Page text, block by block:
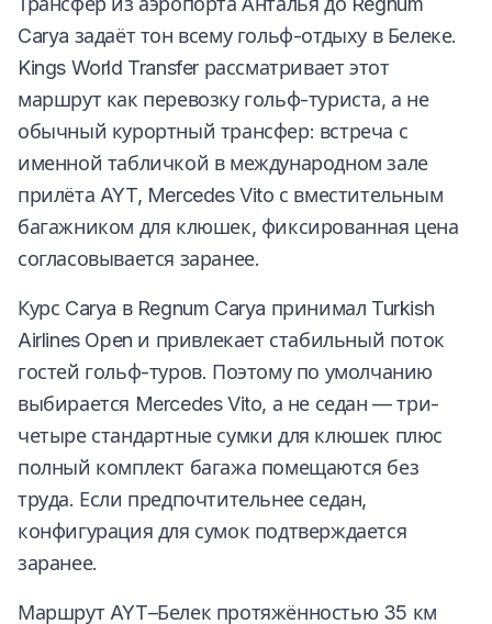
Carya задаёт тон всему гольф-отдыху в Белеке.
Kings World Transfer рассматривает этот
маршрут как перевозку гольф-туриста, а не
обычный курортный трансфер: встреча с
именной табличкой в международном зале
прилёта AYT, Mercedes Vito с вместительным
багажником для клюшек, фиксированная цена
согласовывается заранее.
Курс Carya в Regnum Carya принимал Turkish
Airlines Open и привлекает стабильный поток
гостей гольф-туров. Поэтому по умолчанию
выбирается Mercedes Vito, а не седан — три-
четыре стандартные сумки для клюшек плюс
полный комплект багажа помещаются без
труда. Если предпочтительнее седан,
конфигурация для сумок подтверждается
заранее.
Маршрут AYT–Белек протяжённостью 35 км